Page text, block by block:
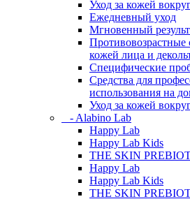
Уход за кожей
Ежедневный уход
Мгновенный
Противовозрастные
кожей лица и
Специфические
Средства для
использования на
Уход за кожей
- Alabino Lab
Happy Lab
Happy Lab Kids
THE SKIN
Happy Lab
Happy Lab Kids
THE SKIN